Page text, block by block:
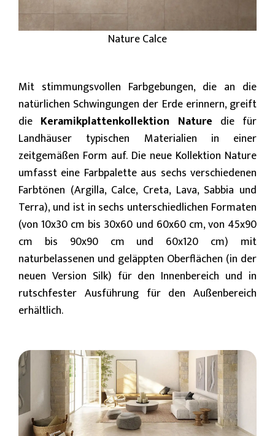
Nature Calce
Mit stimmungsvollen Farbgebungen, die an die
natürlichen Schwingungen der Erde erinnern, greift
die Keramikplattenkollektion Nature die für
Landhäuser typischen Materialien in einer
zeitgemäßen Form auf. Die neue Kollektion Nature
umfasst eine Farbpalette aus sechs verschiedenen
Farbtönen (Argilla, Calce, Creta, Lava, Sabbia und
Terra), und ist in sechs unterschiedlichen Formaten
(von 10x30 cm bis 30x60 und 60x60 cm, von 45x90
cm bis 90x90 cm und 60x120 cm) mit
naturbelassenen und geläppten Oberflächen (in der
neuen Version Silk) für den Innenbereich und in
rutschfester Ausführung für den Außenbereich
erhältlich.